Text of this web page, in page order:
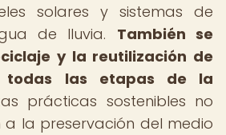
solares y sistemas de
de lluvia. También se
y la reutilización de
todas las etapas de la
prácticas sostenibles no
a la preservación del medio